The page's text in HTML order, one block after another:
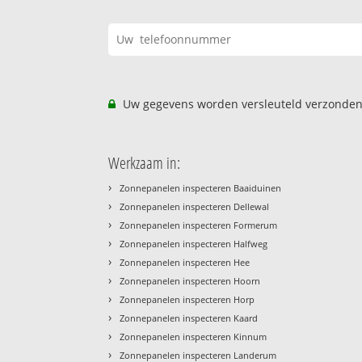
Uw gegevens worden versleuteld
Werkzaam in:
› Zonnepanelen inspecteren Baaiduinen
› Zonnepanelen inspecteren Dellewal
› Zonnepanelen inspecteren Formerum
› Zonnepanelen inspecteren Halfweg
› Zonnepanelen inspecteren Hee
› Zonnepanelen inspecteren Hoorn
› Zonnepanelen inspecteren Horp
› Zonnepanelen inspecteren Kaard
› Zonnepanelen inspecteren Kinnum
› Zonnepanelen inspecteren Landerum